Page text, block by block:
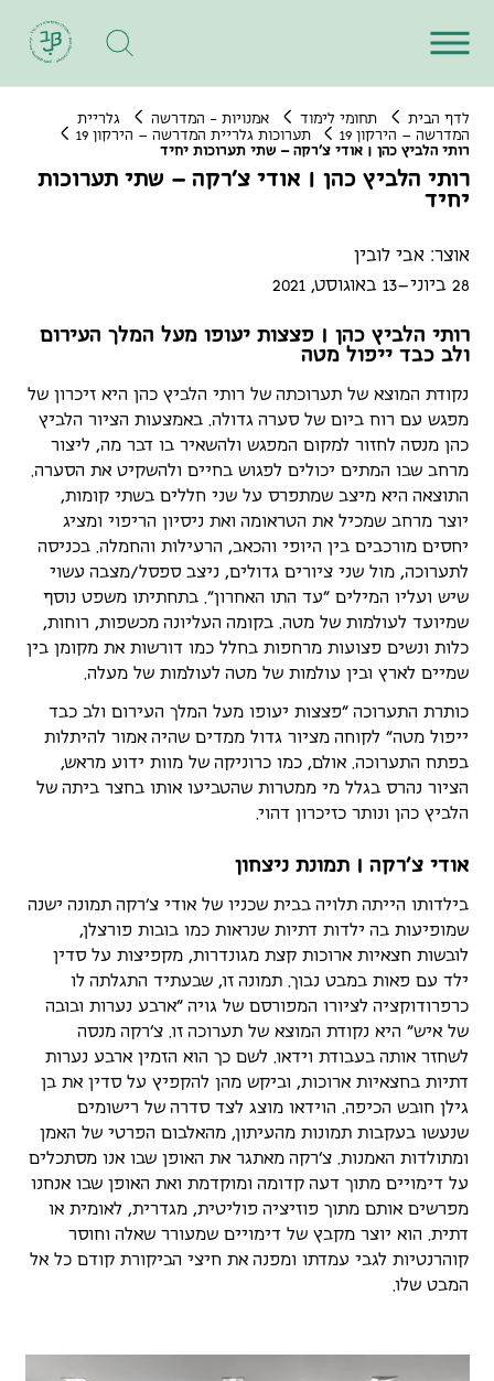
לדף הבית תחומי לימוד אמנויות - המדרשה
גלריית
המדרשה – הירקון 19
תערוכות גלריית המדרשה – הירקון 19
רותי הלביץ כהן | אודי צ'רקה – שתי תערוכות יחיד
רותי הלביץ כהן | אודי צ'רקה – שתי תערוכות
יחיד
אוצר: אבי לובין
28 ביוני–13 באוגוסט, 2021
רותי הלביץ כהן | פצצות יעופו מעל המלך העירום
ולב כבד ייפול מטה
נקודת המוצא של תערוכתה של רותי הלביץ כהן היא זיכרון של
מפגש עם רוח ביום של סערה גדולה. באמצעות הציור הלביץ
כהן מנסה לחזור למקום המפגש ולהשאיר בו דבר מה, ליצור
מרחב שבו המתים יכולים לפגוש בחיים ולהשקיט את הסערה.
התוצאה היא מיצב שמתפרס על שני חללים בשתי קומות,
יוצר מרחב שמכיל את הטראומה ואת ניסיון הריפוי ומציג
יחסים מורכבים בין היופי והכאב, הרעילות והחמלה. בכניסה
לתערוכה, מול שני ציורים גדולים, ניצב ספסל/מצבה עשוי
שיש ועליו המילים "עד התו האחרון". בתחתיתו משפט נוסף
שמיועד לעולמות של מטה. בקומה העליונה מכשפות, רוחות,
כלות ונשים פצועות מרחפות בחלל כמו דורשות את מקומן בין
שמיים לארץ ובין עולמות של מטה לעולמות של מעלה.
כותרת התערוכה "פצצות יעופו מעל המלך העירום ולב כבד
ייפול מטה" לקוחה מציור גדול ממדים שהיה אמור להיתלות
בפתח התערוכה. אולם, כמו כרוניקה של מוות ידוע מראש,
הציור נהרס בגלל מי ממטרות שהטביעו אותו בחצר ביתה של
הלביץ כהן ונותר כזיכרון דהוי.
אודי צ'רקה | תמונת ניצחון
בילדותו הייתה תלויה בבית שכניו של אודי צ'רקה תמונה ישנה
שמופיעות בה ילדות דתיות שנראות כמו בובות פורצלן,
לובשות חצאיות ארוכות קצת מגונדרות, מקפיצות על סדין
ילד עם פאות במבט נבוך. תמונה זו, שבעתיד התגלתה לו
כרפרודוקציה לציורו המפורסם של גויה "ארבע נערות ובובה
של איש" היא נקודת המוצא של תערוכה זו. צ'רקה מנסה
לשחזר אותה בעבודת וידאו. לשם כך הוא הזמין ארבע נערות
דתיות בחצאיות ארוכות, וביקש מהן להקפיץ על סדין את בן
גילן חובש הכיפה. הוידאו מוצג לצד סדרה של רישומים
שנעשו בעקבות תמונות מהעיתון, מהאלבום הפרטי של האמן
ומתולדות האמנות. צ'רקה מאתגר את האופן שבו אנו מסתכלים
על דימויים מתוך דעה קדומה ומוקדמת ואת האופן שבו אנחנו
מפרשים אותם מתוך פוזיציה פוליטית, מגדרית, לאומית או
דתית. הוא יוצר מקבץ של דימויים שמעורר שאלה וחוסר
קוהרנטיות לגבי עמדתו ומפנה את חיצי הביקורת קודם כל אל
המבט שלו.